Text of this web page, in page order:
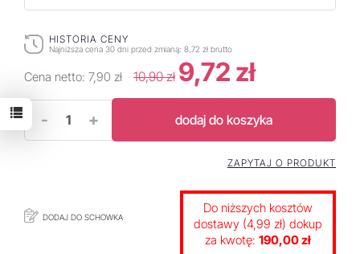
HISTORIA CENY
Najniższa cena 30 dni przed zmianą: 8,72 zł brutto
Cena netto: 7,90 zł 10,90 zł 9,72 zł
- + dodaj do koszyka
DODAJ DO SCHOWKA
ZAPYTAJ O PRODUKT
Do niższych kosztów
dostawy (4,99 zł) dokup
za kwotę: 190,00 zł